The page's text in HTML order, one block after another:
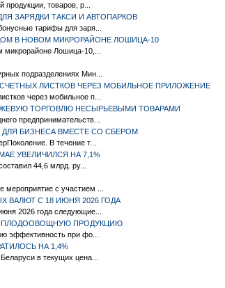
товаров, р...
ЗАРЯДКИ ТАКСИ И АВТОПАРКОВ
тарифы для заря...
В НОВОМ МИКРОРАЙОНЕ ЛОШИЦА-10
Лошица-10,...
подразделениях Мин...
ЛИСТКОВ ЧЕРЕЗ МОБИЛЬНОЕ ПРИЛОЖЕНИЕ
через мобильное п...
ТОРГОВЛЮ НЕСЫРЬЕВЫМИ ТОВАРАМИ
предпринимательств...
БИЗНЕСА ВМЕСТЕ СО СБЕРОМ
В течение т...
УВЕЛИЧИЛСЯ НА 7,1%
44,6 млрд. ру...
с участием ...
ВАЛЮТ C 18 ИЮНЯ 2026 ГОДА
2026 года следующие...
ПЛОДООВОЩНУЮ ПРОДУКЦИЮ
эффективность при фо...
НА 1,4%
в текущих цена...